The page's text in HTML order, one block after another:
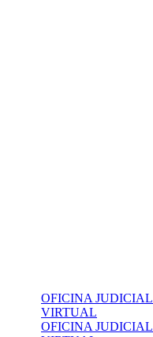
OFICINA JUDICIAL
VIRTUAL
OFICINA JUDICIAL